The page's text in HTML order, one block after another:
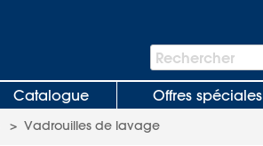
Barre
de
recherche
Rechercher
Catalogue Offres spéciales
> Vadrouilles de lavage